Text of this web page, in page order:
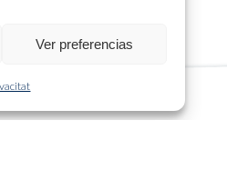
Ver preferencias